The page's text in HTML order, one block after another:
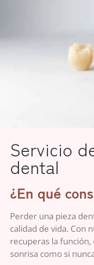
Servicio
dental
¿En qué
Perder una pieza
calidad de vida. Con
recuperas la
sonrisa como si